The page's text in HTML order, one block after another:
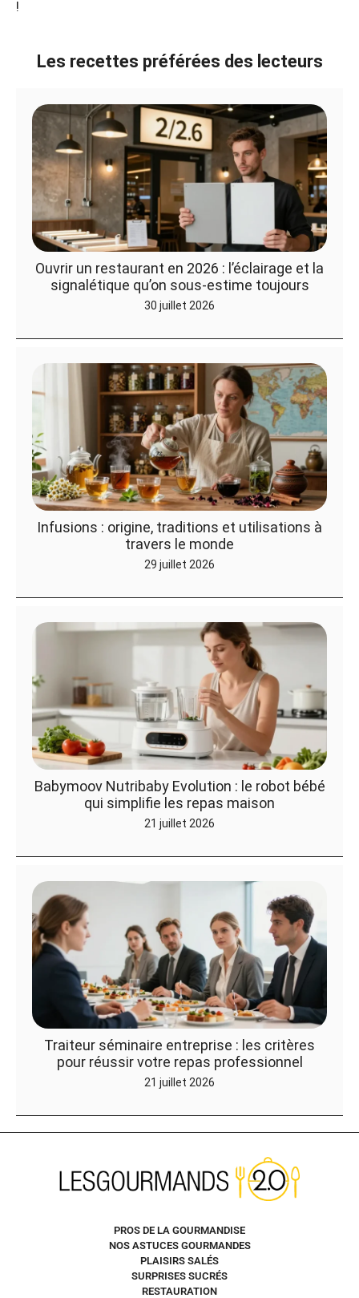
!
Les recettes préférées des lecteurs
Ouvrir un restaurant en 2026 : l’éclairage et la
signalétique qu’on sous-estime toujours
30 juillet 2026
Infusions : origine, traditions et utilisations à
travers le monde
29 juillet 2026
Babymoov Nutribaby Evolution : le robot bébé
qui simplifie les repas maison
21 juillet 2026
Traiteur séminaire entreprise : les critères
pour réussir votre repas professionnel
21 juillet 2026
PROS DE LA GOURMANDISE
NOS ASTUCES GOURMANDES
PLAISIRS SALÉS
SURPRISES SUCRÉS
RESTAURATION